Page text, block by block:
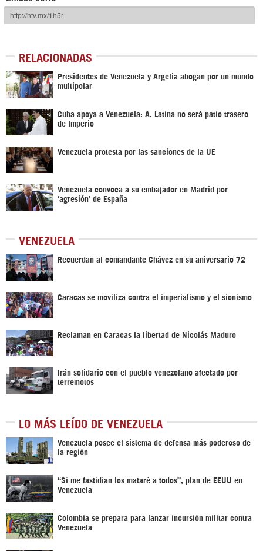
RELACIONADAS
Presidentes de Venezuela y Argelia abogan por un mundo
multipolar
Cuba apoya a Venezuela: A. Latina no será patio trasero
de Imperio
Venezuela protesta por las sanciones de la UE
Venezuela convoca a su embajador en Madrid por
‘agresión’ de España
VENEZUELA
Recuerdan al comandante Chávez en su aniversario 72
Caracas se moviliza contra el imperialismo y el sionismo
Reclaman en Caracas la libertad de Nicolás Maduro
Irán solidario con el pueblo venezolano afectado por
terremotos
LO MÁS LEÍDO DE VENEZUELA
Venezuela posee el sistema de defensa más poderoso de
la región
“Si me fastidian los mataré a todos”, plan de EEUU en
Venezuela
Colombia se prepara para lanzar incursión militar contra
Venezuela